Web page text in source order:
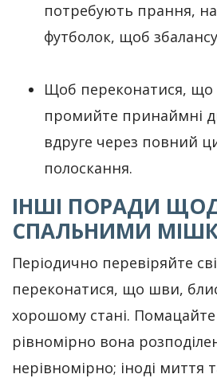
потребують прання,
футболок, щоб
Щоб переконатися, що
промийте принаймні
вдруге через повний
полоскання.
ІНШІ ПОРАДИ
СПАЛЬНИМИ
Періодично перевіряйте
переконатися, що шви,
хорошому стані.
рівномірно вона
нерівномірно; іноді